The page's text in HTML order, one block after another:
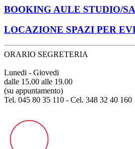
BOOKING AULE STUDIO/
LOCAZIONE SPAZI PER
ORARIO SEGRETERIA
Lunedi - Giovedi
dalle 15.00 alle 19.00
(su appuntamento)
Tel. 045 80 35 110 - Cel. 348 32 40 160